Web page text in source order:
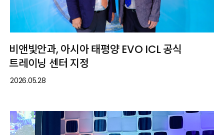
비앤빛안과, 아시아 태평양 EVO ICL 공식
트레이닝 센터 지정
2026.05.28